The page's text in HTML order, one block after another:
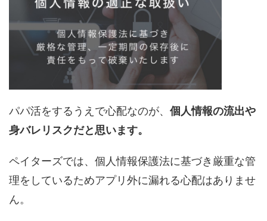
パパ活をするうえで心配なのが、 個人情報の流出や
身バレリスクだと思います。
ペイターズでは、個人情報保護法に基づき厳重な管
理をしているためアプリ外に漏れる心配はありませ
ん。